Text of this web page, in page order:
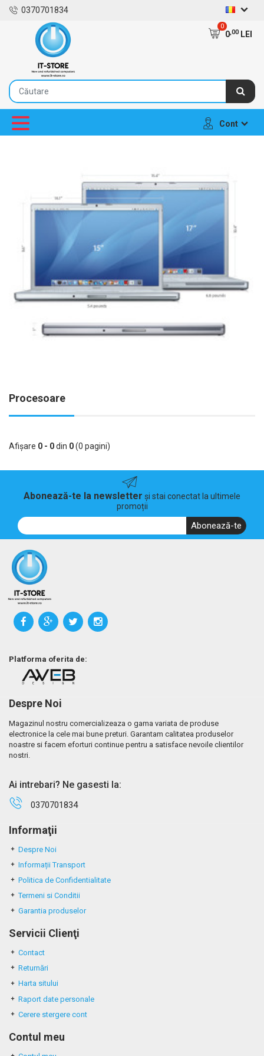
0370701834
0
0,00LEI
Cont
Procesoare
Afişare 0 - 0din 0(0 pagini)
Abonează-te la newsletter și stai conectat la ultimele
promoții
Abonează-te
Platforma oferita de:
Despre Noi
Magazinul nostru comercializeaza o gama variata de produse
electronice la cele mai bune preturi. Garantam calitatea produselor
noastre si facem eforturi continue pentru a satisface nevoile clientilor
nostri.
Ai intrebari? Ne gasesti la:
0370701834
Informaţii
Despre Noi
Informații Transport
Politica de Confidentialitate
Termeni si Conditii
Garantia produselor
Servicii Clienţi
Contact
Returnări
Harta sitului
Raport date personale
Cerere stergere cont
Contul meu